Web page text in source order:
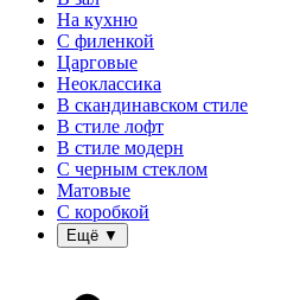
На кухню
С филенкой
Царговые
Неоклассика
В скандинавском стиле
В стиле лофт
В стиле модерн
С черным стеклом
Матовые
С коробкой
Ещё ▼